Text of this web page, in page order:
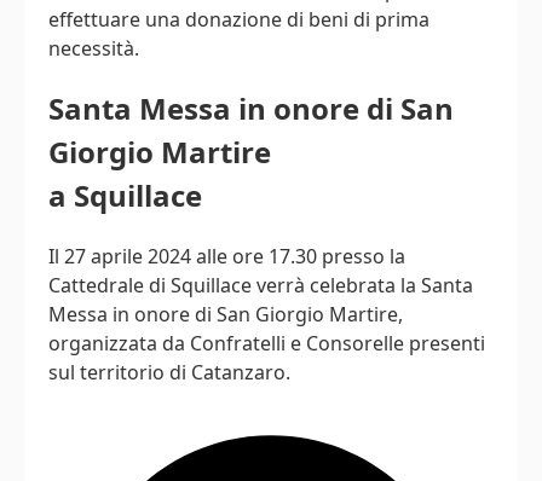
effettuare una donazione di beni di prima
necessità.
Santa Messa in onore di San
Giorgio Martire
a Squillace
Il 27 aprile 2024 alle ore 17.30 presso la
Cattedrale di Squillace verrà celebrata la Santa
Messa in onore di San Giorgio Martire,
organizzata da Confratelli e Consorelle presenti
sul territorio di Catanzaro.